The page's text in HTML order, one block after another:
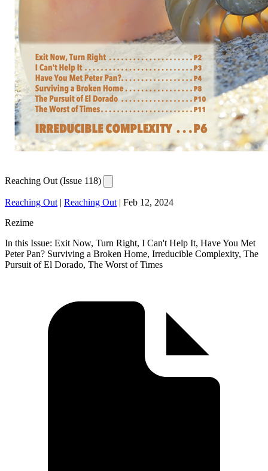
Reaching Out (Issue 118)
Reaching Out | Reaching Out | Feb 12, 2024
Rezime
In this Issue: Exit Now, Turn Right, I Can't Help It, Have You Met
Peter Pan? Surviving a Broken Home, Irreducible Complexity, The
Pursuit of El Dorado, The Worst of Times